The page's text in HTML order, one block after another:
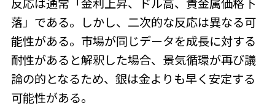
反応は通常「金利上昇、ドル高、貴金属価格下
落」である。しかし、二次的な反応は異なる可
能性がある。市場が同じデータを成長に対する
耐性があると解釈した場合、景気循環が再び議
論の的となるため、銀は金よりも早く安定する
可能性がある。